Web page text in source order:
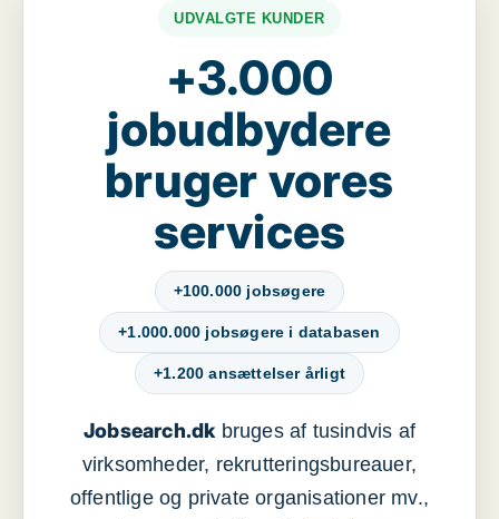
UDVALGTE KUNDER
+3.000
jobudbydere
bruger vores
services
+100.000 jobsøgere
+1.000.000 jobsøgere i databasen
+1.200 ansættelser årligt
Jobsearch.dkbruges af tusindvis af
virksomheder, rekrutteringsbureauer,
offentlige og private organisationer mv.,